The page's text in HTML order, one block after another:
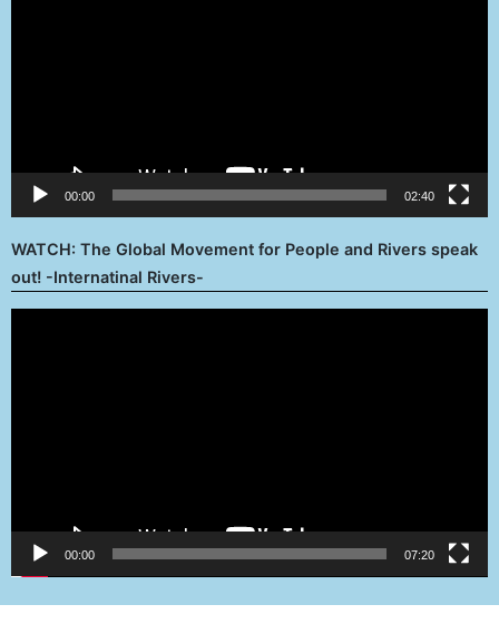
00:00 02:40
WATCH: The Global Movement for People and Rivers speak
out! -Internatinal Rivers-
00:00 07:20